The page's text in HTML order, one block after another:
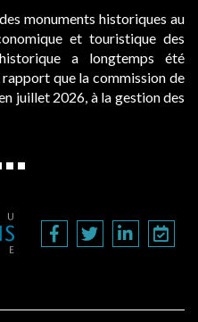
des bains de mer, les
beau sujet domanial.
donnent lieu au paiement
Saisies par des occupants